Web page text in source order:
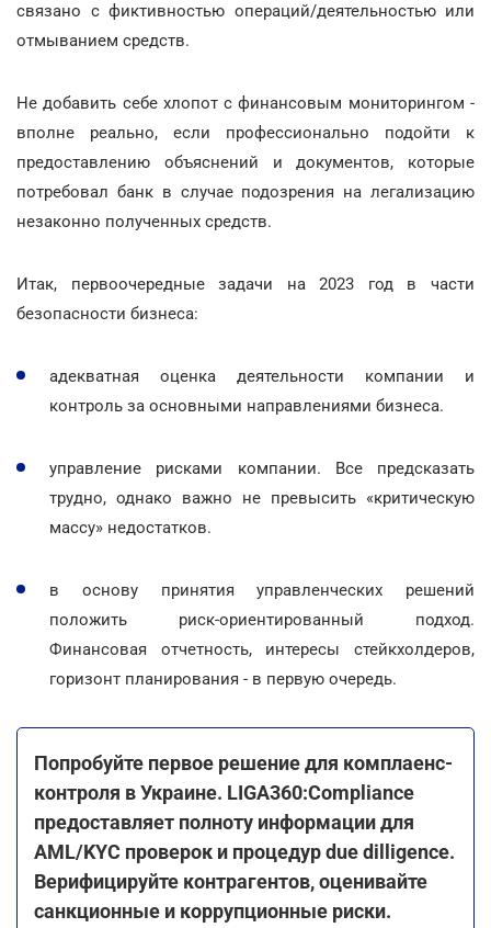
связано с фиктивностью операций/деятельностью или
отмыванием средств.
Не добавить себе хлопот с финансовым мониторингом -
вполне реально, если профессионально подойти к
предоставлению объяснений и документов, которые
потребовал банк в случае подозрения на легализацию
незаконно полученных средств.
Итак, первоочередные задачи на 2023 год в части
безопасности бизнеса:
адекватная оценка деятельности компании и
контроль за основными направлениями бизнеса.
управление рисками компании. Все предсказать
трудно, однако важно не превысить «критическую
массу» недостатков.
в основу принятия управленческих решений
положить риск-ориентированный подход.
Финансовая отчетность, интересы стейкхолдеров,
горизонт планирования - в первую очередь.
Попробуйте первое решение для комплаенс-
контроля в Украине. LIGA360:Compliance
предоставляет полноту информации для
AML/KYC проверок и процедур due dilligence.
Верифицируйте контрагентов, оценивайте
санкционные и коррупционные риски.